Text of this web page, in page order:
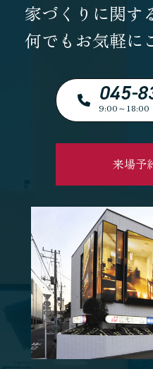
家づくりに関す
何でもお気軽に
045-
9:00～18:00
来場予